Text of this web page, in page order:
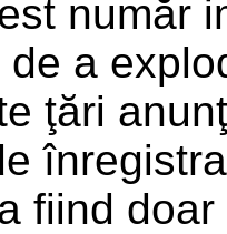
număr
a
ţări
fiind